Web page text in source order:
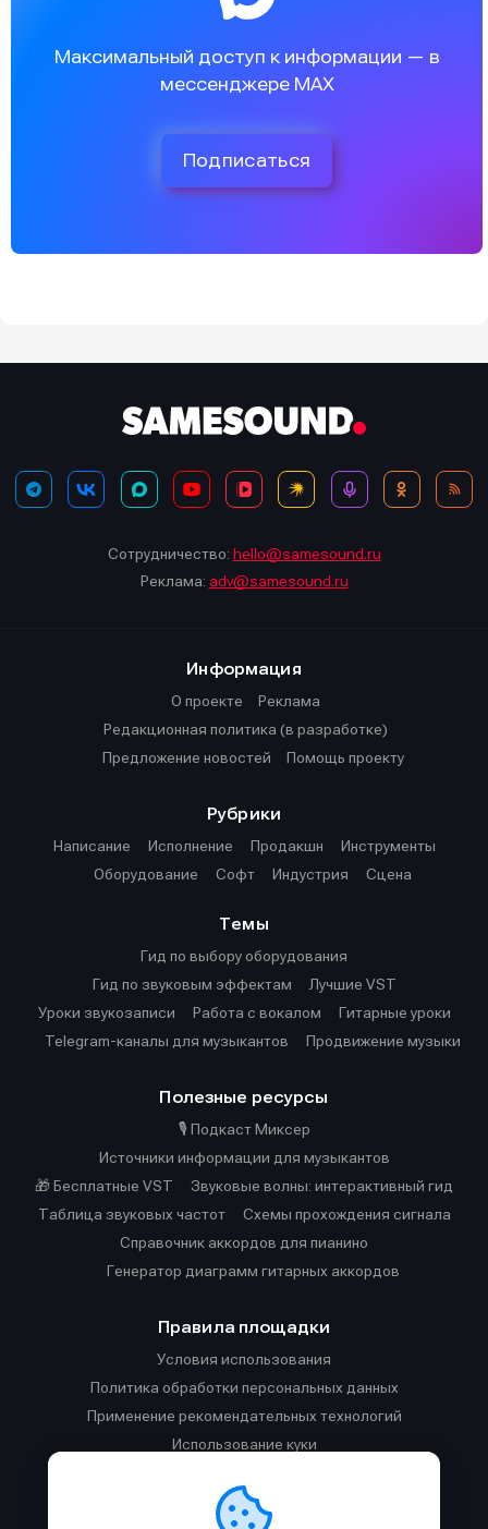
Максимальный доступ к информации — в
мессенджере MAX
Подписаться
Сотрудничество: hello@samesound.ru
Реклама: adv@samesound.ru
Информация
О проекте
Реклама
Редакционная политика (в разработке)
Предложение новостей
Помощь проекту
Рубрики
Написание
Исполнение Продакшн
Инструменты
Оборудование
Софт Индустрия Сцена
Темы
Гид по выбору оборудования
Гид по звуковым эффектам
Лучшие VST
Уроки звукозаписи
Работа с вокалом
Гитарные уроки
Telegram-каналы для музыкантов
Продвижение музыки
Полезные ресурсы
🎙️ Подкаст Миксер
Источники информации для музыкантов
🎁 Бесплатные VST
Звуковые волны: интерактивный гид
Таблица звуковых частот
Cхемы прохождения сигнала
Справочник аккордов для пианино
Генератор диаграмм гитарных аккордов
Правила площадки
Условия использования
Политика обработки персональных данных
Применение рекомендательных технологий
Использование куки
Правила общения в Телеграм-чате